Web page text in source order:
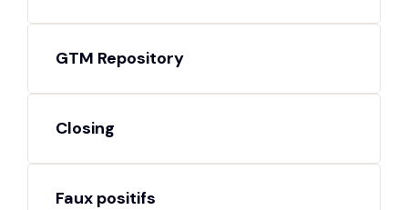
GTM Repository
Closing
Faux positifs